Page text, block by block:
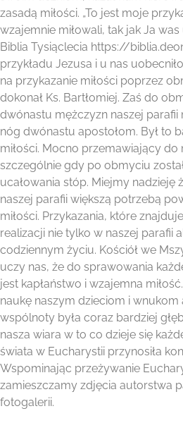
zasadą miłości. „To jest moje
wzajemnie miłowali, tak jak Ja was
Biblia Tysiąclecia https://
przykładu Jezusa i u nas
na przykazanie miłości poprzez
dokonał Ks. Bartłomiej. Zaś do
dwónastu mężczyzn naszej
nóg dwónastu apostołom. Był to
miłości. Mocno przemawiający do
szczególnie gdy po obmyciu
ucałowania stóp. Miejmy nadzieję
naszej parafii większą potrzebą
miłości. Przykazania, które
realizacji nie tylko w naszej parafii
codziennym życiu. Kościół we
uczy nas, że do sprawowania
jest kapłaństwo i wzajemna
naukę naszym dzieciom i wnukom
wspólnoty była coraz bardziej
nasza wiara w to co dzieje się
świata w Eucharystii przynosiła
Wspominając przeżywanie
zamieszczamy zdjęcia autorstwa
fotogalerii.